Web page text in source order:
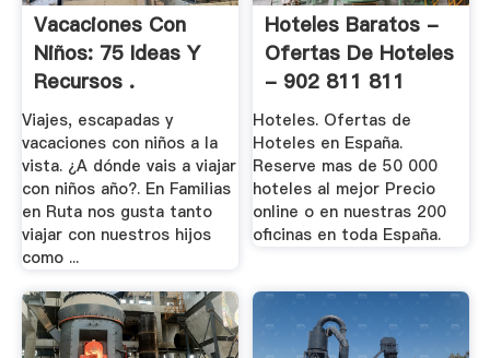
Vacaciones Con
Niños: 75 Ideas Y
Recursos .
Viajes, escapadas y
vacaciones con niños a la
vista. ¿A dónde vais a viajar
con niños año?. En Familias
en Ruta nos gusta tanto
viajar con nuestros hijos
como ...
Hoteles Baratos -
Ofertas De Hoteles
- 902 811 811
Hoteles. Ofertas de
Hoteles en España.
Reserve mas de 50 000
hoteles al mejor Precio
online o en nuestras 200
oficinas en toda España.